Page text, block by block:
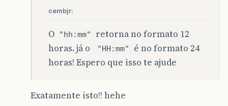
cembjr:
O "hh:mm"
retorna no formato 12
horas. já o
"HH:mm"
é no formato 24
horas! Espero que isso te ajude
Exatamente isto!! hehe